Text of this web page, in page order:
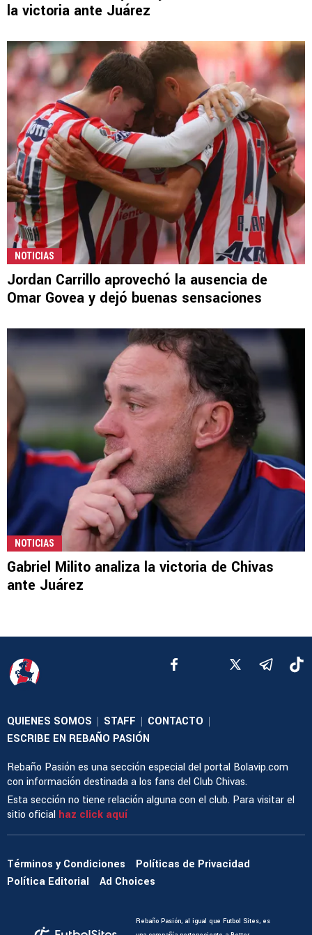
la victoria ante Juárez
NOTICIAS
Jordan Carrillo aprovechó la ausencia de
Omar Govea y dejó buenas sensaciones
NOTICIAS
Gabriel Milito analiza la victoria de Chivas
ante Juárez
QUIENES SOMOS | STAFF | CONTACTO |
ESCRIBE EN REBAÑO PASIÓN
Rebaño Pasión es una sección especial del portal Bolavip.com
con información destinada a los fans del Club Chivas.
Esta sección no tiene relación alguna con el club. Para visitar el
sitio oficial haz click aquí
Términos y Condiciones
Políticas de Privacidad
Política Editorial
Ad Choices
Rebaño Pasión, al igual que Futbol Sites, es